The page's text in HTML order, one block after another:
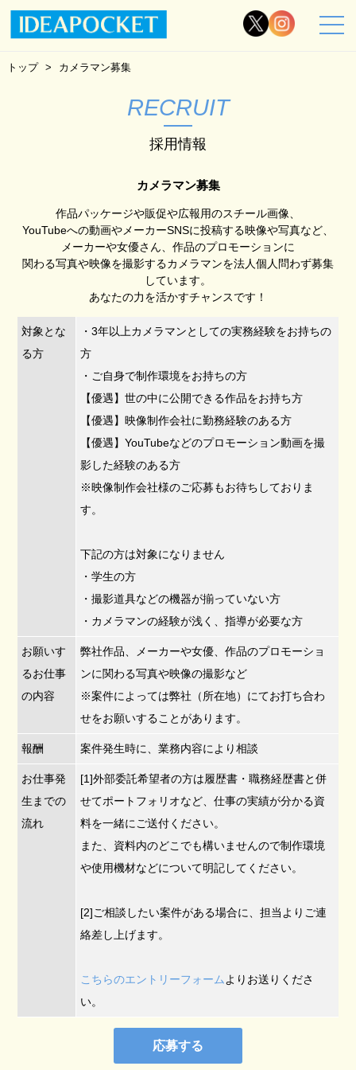
トップ カメラマン募集
RECRUIT
採用情報
カメラマン募集
作品パッケージや販促や広報用のスチール画像、
YouTubeへの動画やメーカーSNSに投稿する映像や写真など、
メーカーや女優さん、作品のプロモーションに
関わる写真や映像を撮影するカメラマンを法人個人問わず募集
しています。
あなたの力を活かすチャンスです！
対象とな
る方
・3年以上カメラマンとしての実務経験をお持ちの
方
・ご自身で制作環境をお持ちの方
【優遇】世の中に公開できる作品をお持ち方
【優遇】映像制作会社に勤務経験のある方
【優遇】YouTubeなどのプロモーション動画を撮
影した経験のある方
※映像制作会社様のご応募もお待ちしておりま
す。
下記の方は対象になりません
・学生の方
・撮影道具などの機器が揃っていない方
・カメラマンの経験が浅く、指導が必要な方
お願いす
るお仕事
の内容
弊社作品、メーカーや女優、作品のプロモーショ
ンに関わる写真や映像の撮影など
※案件によっては弊社（所在地）にてお打ち合わ
せをお願いすることがあります。
報酬 案件発生時に、業務内容により相談
お仕事発
生までの
流れ
[1]外部委託希望者の方は履歴書・職務経歴書と併
せてポートフォリオなど、仕事の実績が分かる資
料を一緒にご送付ください。
また、資料内のどこでも構いませんので制作環境
や使用機材などについて明記してください。
[2]ご相談したい案件がある場合に、担当よりご連
絡差し上げます。
こちらのエントリーフォーム よりお送りくださ
い。
応募する